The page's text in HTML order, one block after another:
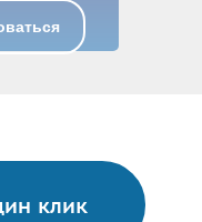
клик